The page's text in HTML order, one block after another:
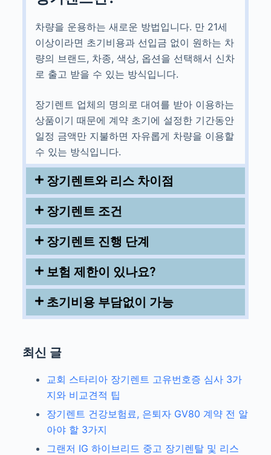
차량을 운용하는 새로운 방법입니다. 만 21세
이상이라면 초기비용과 선입금 없이 원하는 차
량의 브랜드, 차종, 색상, 옵션을 선택해서 신차
로 출고 받을 수 있는 방식입니다.
장기렌트 업체의 명의로 대여를 받아 이용하는
상품이기 때문에 계약 초기에 설정한 기간동안
일정 금액만 지불하면 자유롭게 차량을 이용할
수 있는 방식입니다.
장기렌트와 리스 차이점
장기렌트 조건
장기렌트 진행 단계
보험 제한이 있나요?
초기비용 부담없이 가능
최신 글
교회 스타리아 장기렌트 고유번호증 심사 3가
지와 비교견적 팁
장기렌트 건강보험료, 은퇴자 GV80 계약 전 알
아야 할 3가지
그랜저 IG 하이브리드 중고 장기렌탈 및 리스